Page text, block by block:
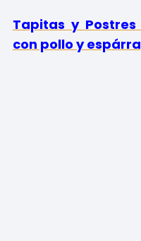
Tapitas y
con pollo y